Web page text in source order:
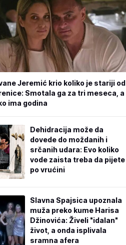
Jeremić krio koliko je stariji od
Smotala ga za tri meseca, a
ima godina
Dehidracija može da
dovede do moždanih i
srčanih udara: Evo koliko
vode zaista treba da pijete
po vrućini
Slavna Spajsica upoznala
muža preko kume Harisa
Džinovića: Živeli "idalan"
život, a onda isplivala
sramna afera